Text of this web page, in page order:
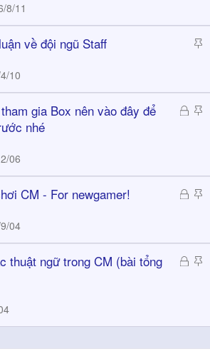
c
k
8/11
S
c
k
về đội ngũ Staff
10
Đ
ó
S
k
y
gia Box nên vào đây để
nhé
06
Đ
h
a
S
c
k
CM - For newgamer!
04
Đ
ó
S
k
thuật ngữ trong CM (bài tổng